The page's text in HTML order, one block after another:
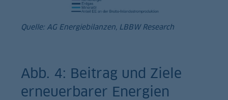
Quelle: AG Energiebilanzen, LBBW Research
Abb. 4: Beitrag und Ziele
erneuerbarer Energien